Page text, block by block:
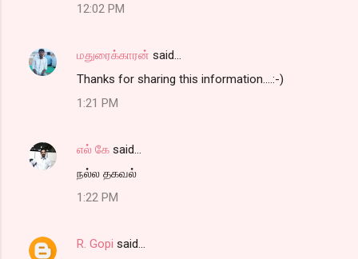
12:02 PM
மதுரைக்காரன் said…
Thanks for sharing this information....:-)
1:21 PM
எல் கே said…
நல்ல தகவல்
1:22 PM
R. Gopi said…